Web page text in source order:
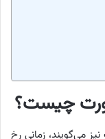
چیست؟
می‌گویند، زمانی رخ